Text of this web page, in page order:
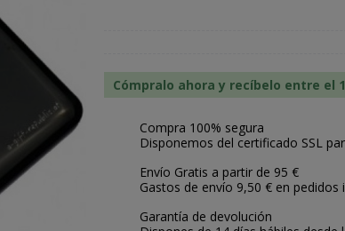
Cómpralo ahora y recíbelo entre el
Compra 100% segura
Disponemos del certificado SSL
Envío Gratis a partir de 95 €
Gastos de envío 9,50 € en pedidos
Garantía de devolución